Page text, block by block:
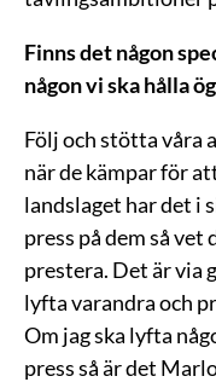
Finns det någon
någon vi ska hålla
Följ och stötta våra
när de kämpar för
landslaget har det i
press på dem så vet
prestera. Det är via
lyfta varandra och
Om jag ska lyfta
press så är det